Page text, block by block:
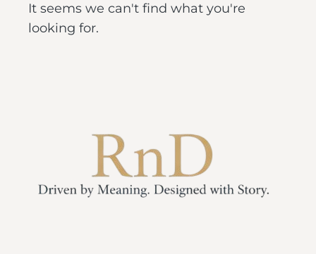
It seems we can't find what you're
looking for.